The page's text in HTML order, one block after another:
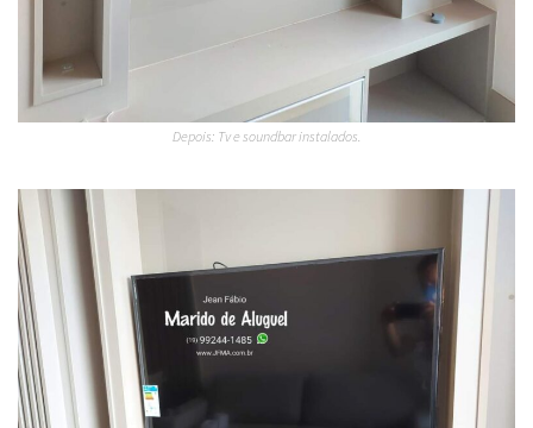
Depois: Tv e soundbar instalados.